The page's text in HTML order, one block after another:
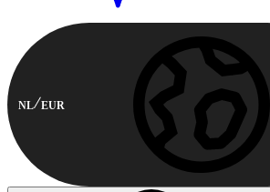
NL EUR